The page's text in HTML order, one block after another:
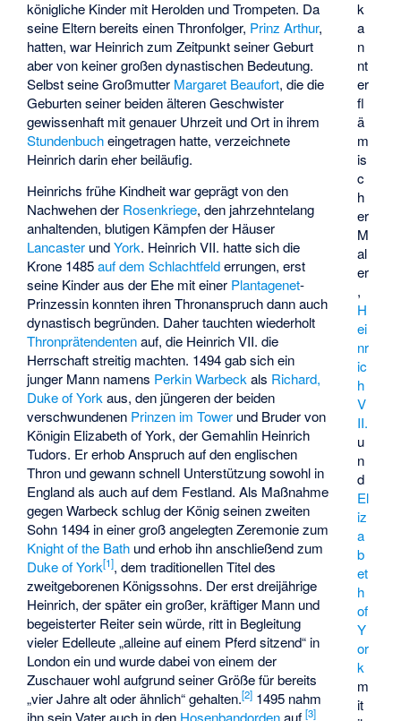
k
a
n
nt
er
fl
ä
m
is
c
h
er
M
al
er
,
H
ei
nr
ic
h
V
II.
u
n
d
El
iz
a
b
et
h
of
Y
or
k
m
it
königliche Kinder mit Herolden und Trompeten. Da
seine Eltern bereits einen Thronfolger, Prinz Arthur,
hatten, war Heinrich zum Zeitpunkt seiner Geburt
aber von keiner großen dynastischen Bedeutung.
Selbst seine Großmutter Margaret Beaufort, die die
Geburten seiner beiden älteren Geschwister
gewissenhaft mit genauer Uhrzeit und Ort in ihrem
Stundenbucheingetragen hatte, verzeichnete
Heinrich darin eher beiläufig.
Heinrichs frühe Kindheit war geprägt von den
Nachwehen der Rosenkriege, den jahrzehntelang
anhaltenden, blutigen Kämpfen der Häuser
Lancaster undYork. Heinrich VII. hatte sich die
Krone 1485auf dem Schlachtfelderrungen, erst
seine Kinder aus der Ehe mit einer Plantagenet-
Prinzessin konnten ihren Thronanspruch dann auch
dynastisch begründen. Daher tauchten wiederholt
Thronprätendentenauf, die Heinrich VII. die
Herrschaft streitig machten. 1494 gab sich ein
junger Mann namens Perkin Warbeck als Richard,
Duke of York aus, den jüngeren der beiden
verschwundenen Prinzen im Tower und Bruder von
Königin Elizabeth of York, der Gemahlin Heinrich
Tudors. Er erhob Anspruch auf den englischen
Thron und gewann schnell Unterstützung sowohl in
England als auch auf dem Festland. Als Maßnahme
gegen Warbeck schlug der König seinen zweiten
Sohn 1494 in einer groß angelegten Zeremonie zum
Knight of the Bath und erhob ihn anschließend zum
Duke of York[1], dem traditionellen Titel des
zweitgeborenen Königssohns. Der erst dreijährige
Heinrich, der später ein großer, kräftiger Mann und
begeisterter Reiter sein würde, ritt in Begleitung
vieler Edelleute „alleine auf einem Pferd sitzend“ in
London ein und wurde dabei von einem der
Zuschauer wohl aufgrund seiner Größe für bereits
„vier Jahre alt oder ähnlich“ gehalten.[2] 1495 nahm
ihn sein Vater auch in den Hosenbandordenauf.[3]